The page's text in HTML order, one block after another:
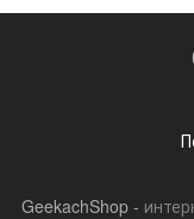
GeekachShop -